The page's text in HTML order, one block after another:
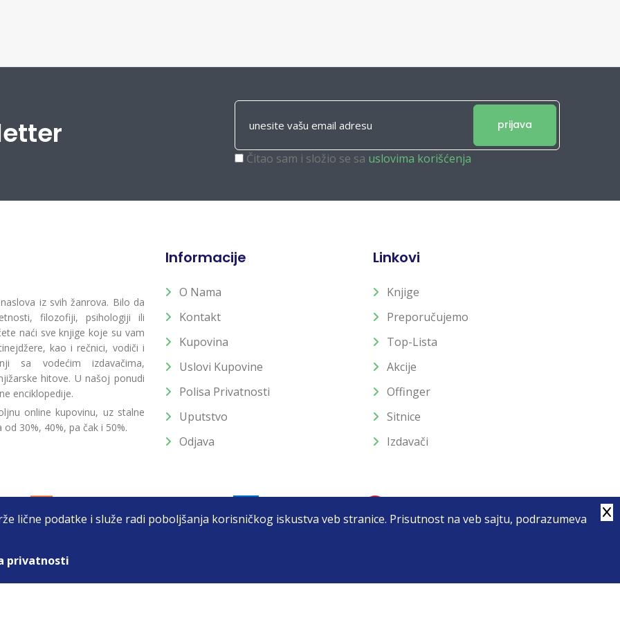
lične podatke i služe radi poboljšanja korisničkog iskustva veb stranice. Prisutnost na veb sajtu, podrazumeva
privatnosti
prijava
Čitao sam i složio se sa uslovima korišćenja
iz svih žanrova. Bilo da
filozofiji, psihologiji ili
naći sve knjige koje su vam
kao i rečnici, vodiči i
sa vodećim izdavačima,
hitove. U našoj ponudi
enciklopedije.
online kupovinu, uz stalne
30%, 40%, pa čak i 50%.
Informacije
O Nama
Kontakt
Kupovina
Uslovi Kupovine
Polisa Privatnosti
Uputstvo
Odjava
Linkovi
Knjige
Preporučujemo
Top-Lista
Akcije
Offinger
Sitnice
Izdavači